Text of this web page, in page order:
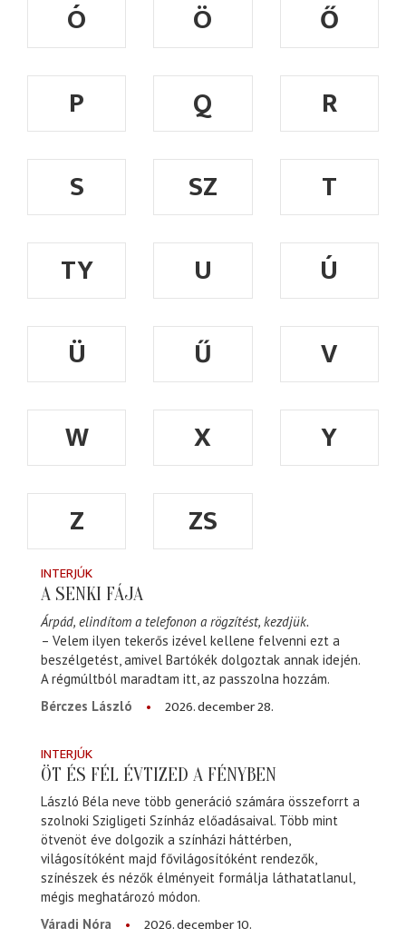
Ó Ö
Ő
P
Q
R
S
SZ
T
TY
U
Ú
Ü
Ű
V
W
X
Y
Z
ZS
INTERJÚK
A SENKI FÁJA
Árpád, elindítom a telefonon a rögzítést, kezdjük.
– Velem ilyen tekerős izével kellene felvenni ezt a
beszélgetést, amivel Bartókék dolgoztak annak idején.
A régmúltból maradtam itt, az passzolna hozzám.
Bérczes László
2026. december 28.
INTERJÚK
ÖT ÉS FÉL ÉVTIZED A FÉNYBEN
László Béla neve több generáció számára összeforrt a
szolnoki Szigligeti Színház előadásaival. Több mint
ötvenöt éve dolgozik a színházi háttérben,
világosítóként majd fővilágosítóként rendezők,
színészek és nézők élményeit formálja láthatatlanul,
mégis meghatározó módon.
Váradi Nóra
2026. december 10.